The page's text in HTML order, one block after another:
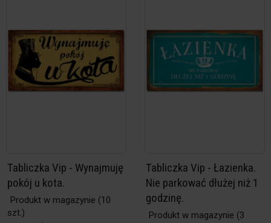
Tabliczka Vip - Wynajmuję
pokój u kota.
Produkt w magazynie (10
szt.)
Tabliczka Vip - Łazienka.
Nie parkować dłużej niż 1
godzinę.
Produkt w magazynie (3